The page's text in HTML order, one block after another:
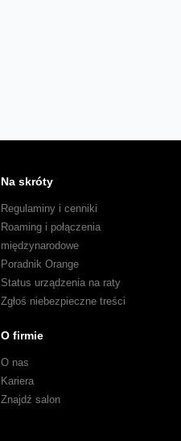
Na skróty
Regulaminy i cenniki
Roaming i połączenia
międzynarodowe
Poradnik Orange
Status urządzenia na raty
Zgłoś niebezpieczne treści
O firmie
O nas
Kariera
Znajdź salon